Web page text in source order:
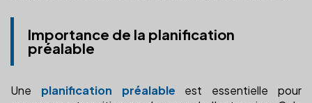
Importance de la planification
préalable
Une planification préalable est essentielle pour